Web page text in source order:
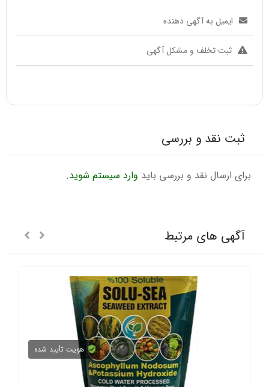
ایمیل به آگهی دهنده
ثبت تخلف و مشکل آگهی
ثبت نقد و بررسی
برای ارسال نقد و بررسی باید وارد سیستم شوید.
آگهی های مرتبط
هویت تأیید شده